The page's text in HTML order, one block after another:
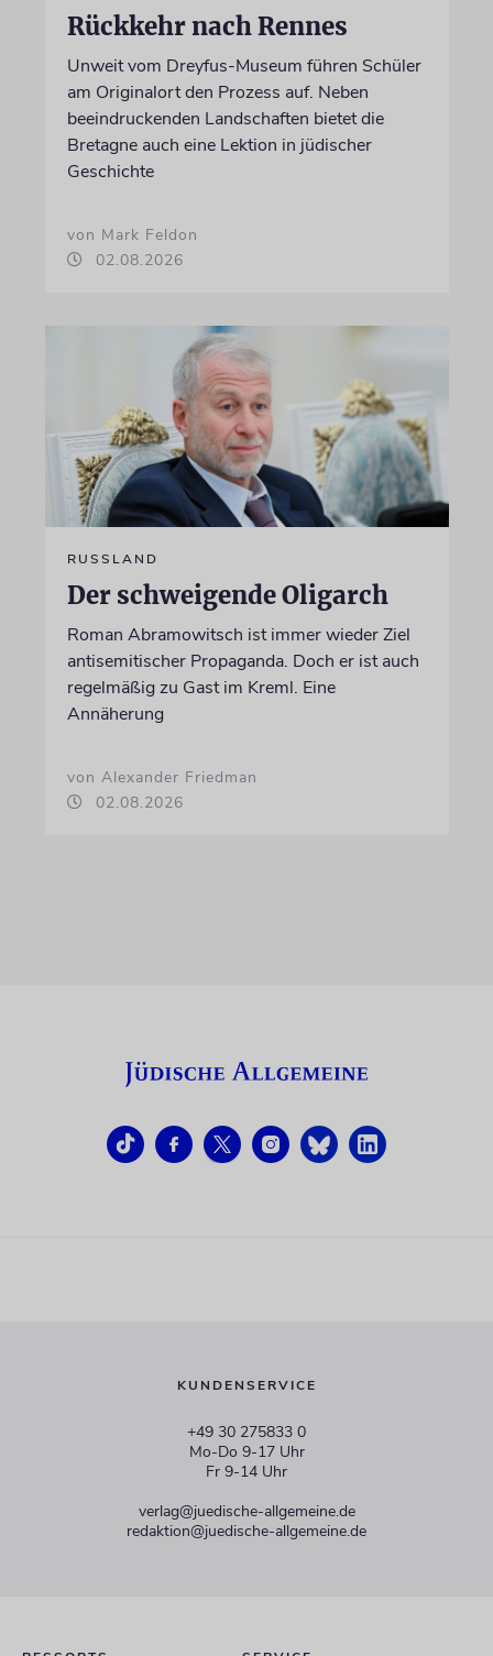
Rückkehr nach Rennes
Unweit vom Dreyfus-Museum führen Schüler
am Originalort den Prozess auf. Neben
beeindruckenden Landschaften bietet die
Bretagne auch eine Lektion in jüdischer
Geschichte
von Mark Feldon
02.08.2026
RUSSLAND
Der schweigende Oligarch
Roman Abramowitsch ist immer wieder Ziel
antisemitischer Propaganda. Doch er ist auch
regelmäßig zu Gast im Kreml. Eine
Annäherung
von Alexander Friedman
02.08.2026
KUNDENSERVICE
+49 30 275833 0
Mo-Do 9-17 Uhr
Fr 9-14 Uhr
verlag@juedische-allgemeine.de
redaktion@juedische-allgemeine.de